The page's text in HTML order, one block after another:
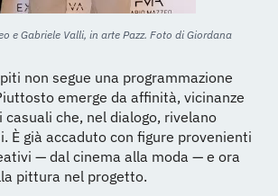
e Gabriele Valli, in arte Pazz. Foto di Giordana
non segue una programmazione
emerge da affinità, vicinanze
che, nel dialogo, rivelano
È già accaduto con figure provenienti
— dal cinema alla moda — e ora
pittura nel progetto.